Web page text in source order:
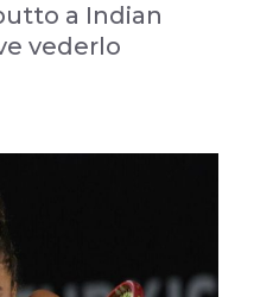
a Indian
vederlo